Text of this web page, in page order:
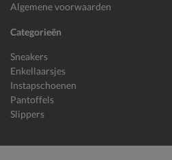
Algemene voorwaarden
Categorieën
Sneakers
Enkellaarsjes
Instapschoenen
Pantoffels
Slippers